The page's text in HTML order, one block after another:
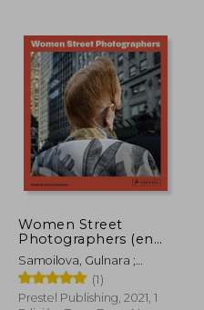
45%
dcto.
$
$
Women Street
Photographers (en
Inglés)
Samoilova, Gulnara ;
Breyer, Melissa ; Vitale, Ami
(1)
Prestel Publishing, 2021, 1